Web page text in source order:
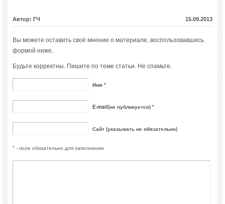
Автор: ГЧ 15.09.2013
Вы можете оставить своё мнение о материале, воспользовавшись
формой ниже.
Будьте корректны. Пишите по теме статьи. Не спамьте.
Имя *
E-mail(не публикуется) *
Сайт (указывать не обязательно)
* - поле обязательно для заполнения